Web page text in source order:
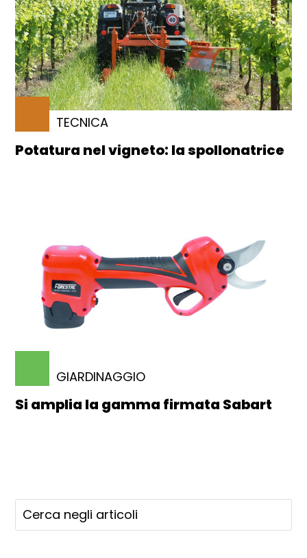
TECNICA
Potatura nel vigneto: la spollonatrice
GIARDINAGGIO
Si amplia la gamma firmata Sabart